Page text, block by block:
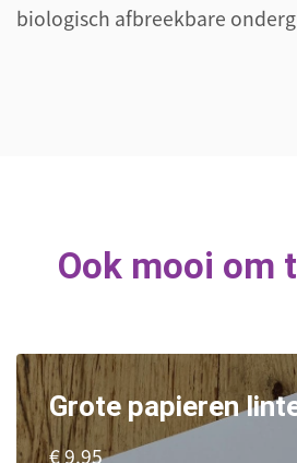
biologisch afbreekbare
Ook mooi om
Grote papieren
€ 9.95